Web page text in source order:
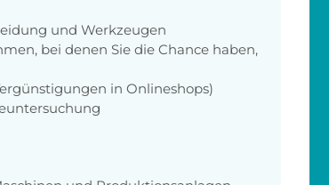
und Werkzeugen
bei denen Sie die Chance haben,
in Onlineshops)